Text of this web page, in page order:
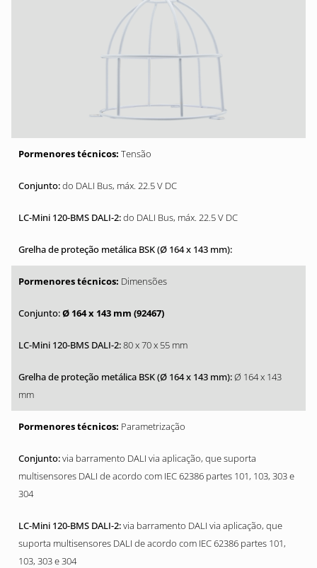
Tensão
do DALI Bus, máx. 22.5 V DC
do DALI Bus, máx. 22.5 V DC
Dimensões
Ø 164 x 143 mm (92467)
80 x 70 x 55 mm
Ø 164 x 143
mm
Parametrização
via barramento DALI via aplicação, que suporta
multisensores DALI de acordo com IEC 62386 partes 101, 103, 303 e
304
via barramento DALI via aplicação, que
suporta multisensores DALI de acordo com IEC 62386 partes 101,
103, 303 e 304